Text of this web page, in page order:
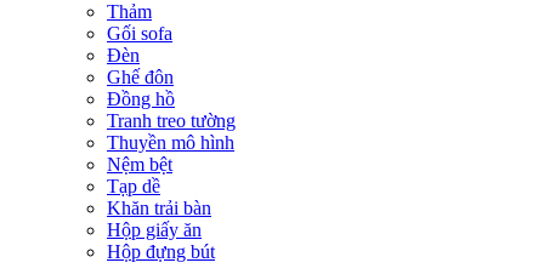
Thảm
Gối sofa
Đèn
Ghế đôn
Đồng hồ
Tranh treo tường
Thuyền mô hình
Nệm bệt
Tạp dề
Khăn trải bàn
Hộp giấy ăn
Hộp đựng bút